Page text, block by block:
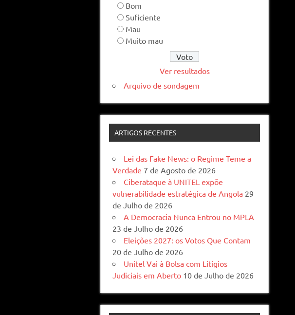
Bom
Suficiente
Mau
Muito mau
Ver resultados
Arquivo de sondagem
ARTIGOS RECENTES
Lei das Fake News: o Regime Teme a
Verdade 7 de Agosto de 2026
Ciberataque à UNITEL expõe
vulnerabilidade estratégica de Angola 29
de Julho de 2026
A Democracia Nunca Entrou no MPLA
23 de Julho de 2026
Eleições 2027: os Votos Que Contam
20 de Julho de 2026
Unitel Vai à Bolsa com Litígios
Judiciais em Aberto 10 de Julho de 2026